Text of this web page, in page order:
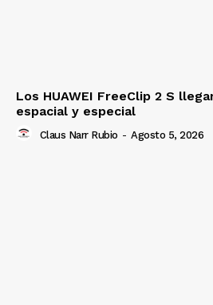
Los HUAWEI FreeClip 2 S
espacial y especial
Claus Narr Rubio - Agosto 5, 2026